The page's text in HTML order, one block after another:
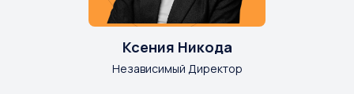
Ксения Никода
Независимый Директор